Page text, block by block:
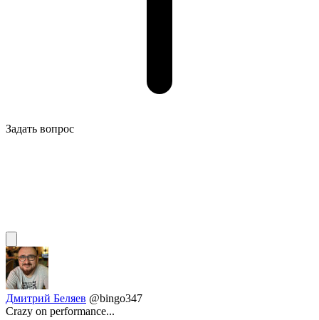
Задать вопрос
Дмитрий Беляев @bingo347
Crazy on performance...